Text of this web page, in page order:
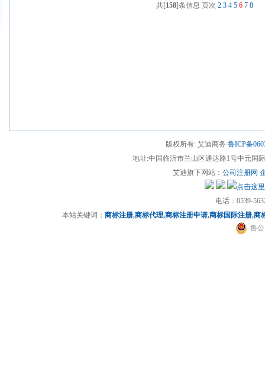
共[158]条信息 页次 2 3 4 5 6 7 8
版权所有: 艾迪商务 鲁ICP备
地址:中国临沂市兰山区通达路1号中元国
艾迪旗下网站： 公司注册网
电话：0539-
本站关键词： 商标注册,商标代理,商标注册申请,商标国际注册,商
鲁公